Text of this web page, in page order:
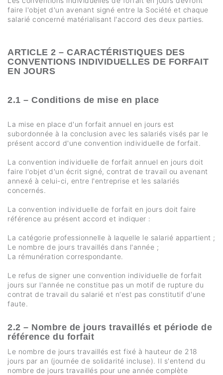
faire l'objet d'un avenant signé entre la Société et chaque
salarié concerné matérialisant l'accord des deux parties.
ARTICLE 2 – CARACTÉRISTIQUES DES
CONVENTIONS INDIVIDUELLES DE FORFAIT
EN JOURS
2.1 – Conditions de mise en place
La mise en place d'un forfait annuel en jours est
subordonnée à la conclusion avec les salariés visés par le
présent accord d'une convention individuelle de forfait.
La convention individuelle de forfait annuel en jours doit
faire l'objet d'un écrit signé, contrat de travail ou avenant
annexé à celui-ci, entre l'entreprise et les salariés
concernés.
La convention individuelle de forfait en jours doit faire
référence au présent accord et indiquer :
La catégorie professionnelle à laquelle le salarié appartient ;
Le nombre de jours travaillés dans l'année ;
La rémunération correspondante.
Le refus de signer une convention individuelle de forfait
jours sur l'année ne constitue pas un motif de rupture du
contrat de travail du salarié et n'est pas constitutif d'une
faute.
2.2 – Nombre de jours travaillés et période de
référence du forfait
Le nombre de jours travaillés est fixé à hauteur de 218
jours par an (journée de solidarité incluse). Il s'entend du
nombre de jours travaillés pour une année complète